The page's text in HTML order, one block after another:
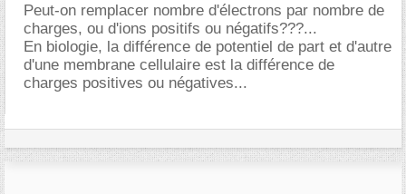
Peut-on remplacer nombre d'électrons par nombre de
charges, ou d'ions positifs ou négatifs???...
En biologie, la différence de potentiel de part et d'autre
d'une membrane cellulaire est la différence de
charges positives ou négatives...